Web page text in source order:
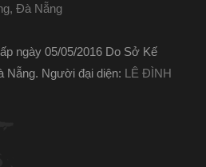
Đà Nẵng
ngày 05/05/2016 Do Sở Kế
Nẵng. Người đại diện: LÊ ĐÌNH